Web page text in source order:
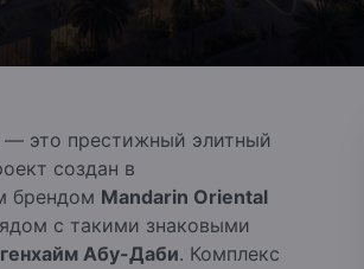
— это престижный элитный
создан в
брендом Mandarin Oriental
с такими знаковыми
Абу-Даби. Комплекс